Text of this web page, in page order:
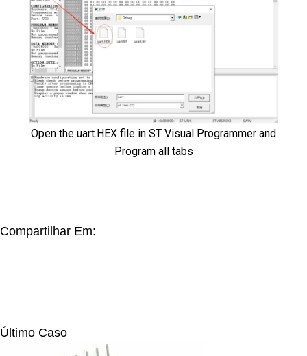
Open the uart.HEX file in ST Visual Programmer and
Program all tabs
Compartilhar Em:
Último Caso